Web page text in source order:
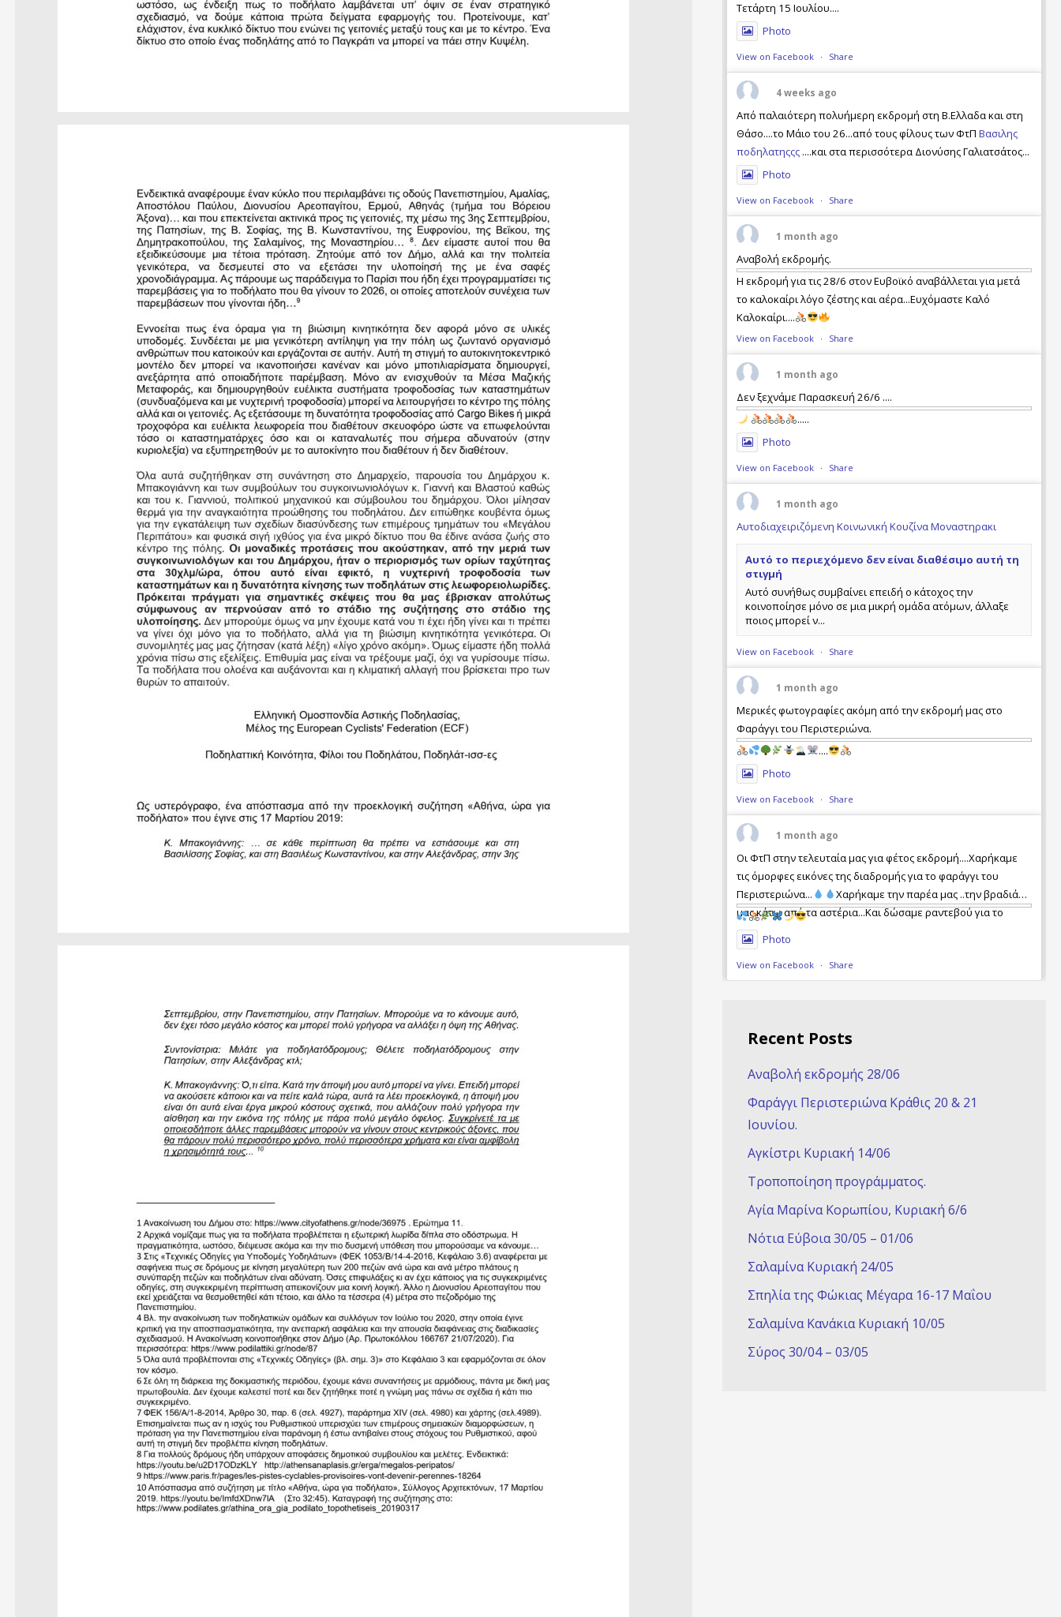
Τετάρτη 15 Ιουλίου....
Photo
View on Facebook · Share
4 weeks ago
Από παλαιότερη πολυήμερη εκδρομή στη Β.Ελλαδα και στη
Θάσο....το Μάιο του 26...από τους φίλους των ΦτΠ Βασιλης
ποδηλατηςςς....και στα περισσότερα Διονύσης Γαλιατσάτος...
Photo
View on Facebook · Share
1 month ago
Αναβολή εκδρομής.
Η εκδρομή για τις 28/6 στον Ευβοϊκό αναβάλλεται για μετά
το καλοκαίρι λόγο ζέστης και αέρα...Ευχόμαστε Καλό
Καλοκαίρι....
View on Facebook · Share
1 month ago
Δεν ξεχνάμε Παρασκευή 26/6 ....
.....
Photo
View on Facebook · Share
1 month ago
Αυτοδιαχειριζόμενη Κοινωνική Κουζίνα Μοναστηρακι
Αυτό το περιεχόμενο δεν είναι διαθέσιμο αυτή τη
στιγμή
Αυτό συνήθως συμβαίνει επειδή ο κάτοχος την
κοινοποίησε μόνο σε μια μικρή ομάδα ατόμων, άλλαξε
ποιος μπορεί ν...
View on Facebook · Share
1 month ago
Μερικές φωτογραφίες ακόμη από την εκδρομή μας στο
Φαράγγι του Περιστεριώνα.
....
Photo
View on Facebook · Share
1 month ago
Οι ΦτΠ στην τελευταία μας για φέτος εκδρομή....Χαρήκαμε
τις όμορφες εικόνες της διαδρομής για το φαράγγι του
Περιστεριώνα...
Χαρήκαμε την παρέα μας ..την βραδιά
μας κάτω από τα αστέρια...Και δώσαμε ραντεβού για το
Φθινόπωρο... για νέες ποδηλατικές περιπέτειες ....
Photo
View on Facebook · Share
Recent Posts
Αναβολή εκδρομής 28/06
Φαράγγι Περιστεριώνα Κράθις 20 & 21
Ioυνίου.
Αγκίστρι Κυριακή 14/06
Τροποποίηση προγράμματος.
Αγία Μαρίνα Κορωπίου, Κυριακή 6/6
Νότια Εύβοια 30/05 – 01/06
Σαλαμίνα Κυριακή 24/05
Σπηλία της Φώκιας Μέγαρα 16-17 Μαΐου
Σαλαμίνα Κανάκια Κυριακή 10/05
Σύρος 30/04 – 03/05